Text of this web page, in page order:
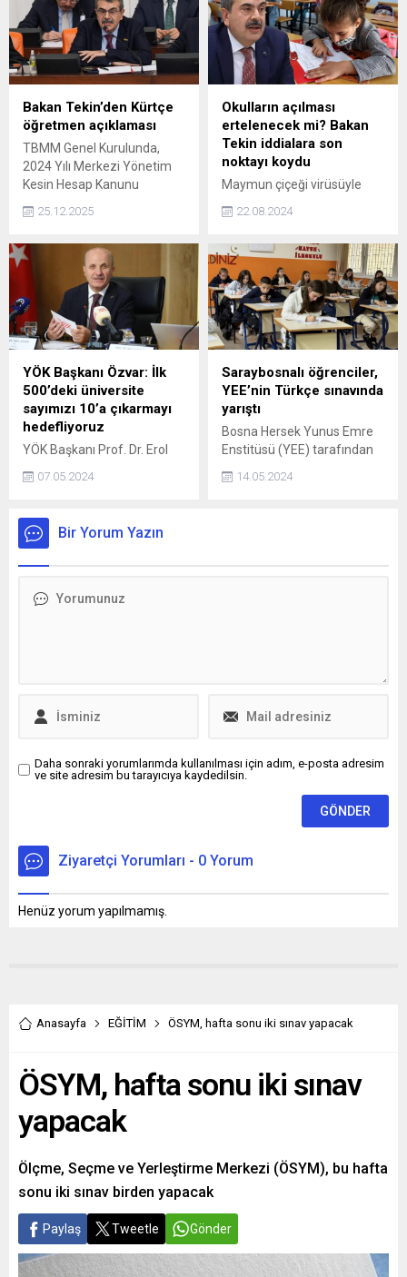
bir yükseliş gösterdiğine
vurgu yapıldığını açıkladı.
Bakan Tekin’den Kürtçe
öğretmen açıklaması
TBMM Genel Kurulunda,
2024 Yılı Merkezi Yönetim
Kesin Hesap Kanunu
edildi. Milli Eğitim Bakanı
öğretmen atamasına ilişkin
açıklamada bulundu.
25.12.2025
Okulların açılması
ertelenecek mi? Bakan
Tekin iddialara son
noktayı koydu
Maymun çiçeği virüsüyle
tatili uzayacak" iddiaları
Tekin, "9 Eylül'de okullar
açılacak, erteleme
gündemde yok" dedi.
22.08.2024
YÖK Başkanı Özvar: İlk
500’deki üniversite
sayımızı 10’a çıkarmayı
hedefliyoruz
YÖK Başkanı Prof. Dr. Erol
başarı sıralamalarında ilk
sayımızı, 2028 yılında 10'a
çıkarmayı hedefliyoruz.
bu potansiyele sahip" dedi.
07.05.2024
Saraybosnalı öğrenciler,
YEE’nin Türkçe sınavında
yarıştı
Bosna Hersek Yunus Emre
Enstitüsü (YEE) tarafından
"Tercihim Türkçe" programı
14.05.2024
Bir Yorum Yazın
Daha sonraki yorumlarımda kullanılması için adım, e-posta adresim
ve site adresim bu tarayıcıya kaydedilsin.
Ziyaretçi Yorumları - 0 Yorum
Henüz yorum yapılmamış.
Anasayfa EĞİTİM ÖSYM, hafta sonu iki sınav yapacak
ÖSYM, hafta sonu iki sınav
yapacak
Ölçme, Seçme ve Yerleştirme Merkezi (ÖSYM), bu hafta
sonu iki sınav birden yapacak
Paylaş Tweetle Gönder